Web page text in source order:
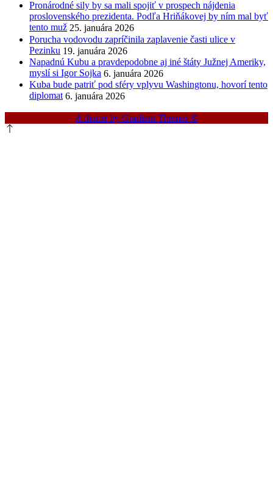
Pronárodné sily by sa mali spojiť v prospech nájdenia
proslovenského prezidenta. Podľa Hriňákovej by ním mal byť
tento muž 25. januára 2026
Porucha vodovodu zapríčinila zaplavenie časti ulice v
Pezinku 19. januára 2026
Napadnú Kubu a pravdepodobne aj iné štáty Južnej Ameriky,
myslí si Igor Sojka 6. januára 2026
Kuba bude patriť pod sféry vplyvu Washingtonu, hovorí tento
diplomat 6. januára 2026
A theme by Gradient Themes ©